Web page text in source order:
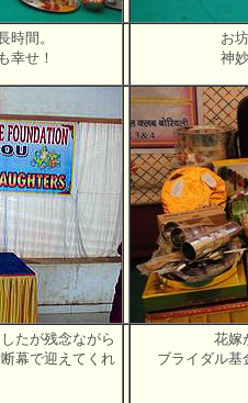
時間。
幸せ！
お
神
たが残念ながら
幕で迎えてくれ
花嫁
ブライダル基